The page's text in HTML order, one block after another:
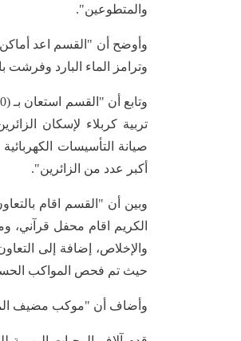
والمتطوعين".
وترامز الماء البارد وفرشت
تربية كربلاء لإسكان
صيانة التأسيسات
أكبر عدد من الزائرين".
وبين أن "القسم اقام
الكريم اقام محفل قرآني،
والإخلاص، إضافة إلى
حيث تم فحص المواكب
وأضاف أن "موكب مضيف